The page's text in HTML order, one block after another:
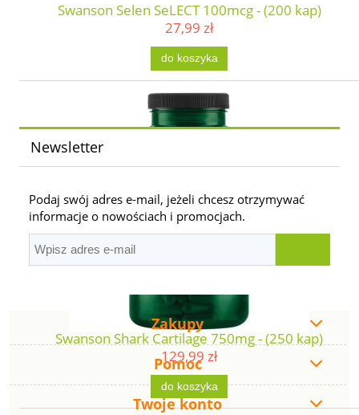
Swanson Selen SeLECT 100mcg - (200 kap)
27,99 zł
do koszyka
Swanson Shark Cartilage 750mg - (250 kap)
129,99 zł
do koszyka
Newsletter
Podaj swój adres e-mail, jeżeli chcesz otrzymywać
informacje o nowościach i promocjach.
Zakupy
Pomoc
Twoje konto